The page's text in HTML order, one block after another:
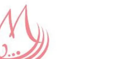
駅 徒歩3分/豊水すすきの駅 徒歩4分
山駅 徒歩4分
徒歩4分
げの46～52%が給与として支給さ
上★
務委託に関わらず【月給28万円】を